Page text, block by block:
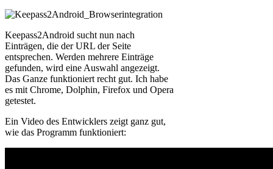
Keepass2Android sucht nun nach
Einträgen, die der URL der Seite
entsprechen. Werden mehrere Einträge
gefunden, wird eine Auswahl angezeigt.
Das Ganze funktioniert recht gut. Ich habe
es mit Chrome, Dolphin, Firefox und Opera
getestet.
Ein Video des Entwicklers zeigt ganz gut,
wie das Programm funktioniert: